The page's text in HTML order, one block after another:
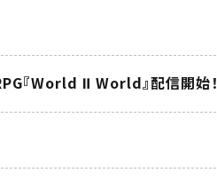
『World Ⅱ World』配信開始！